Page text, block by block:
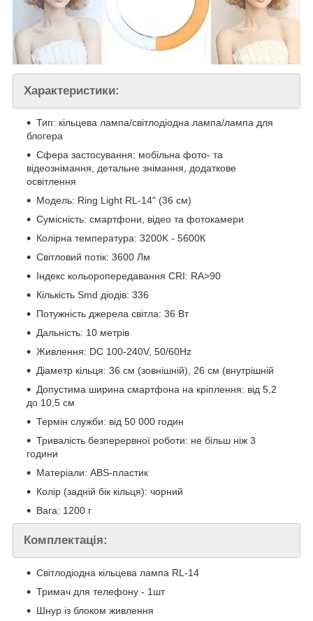
Характеристики:
Тип: кільцева лампа/світлодіодна лампа/лампа для
блогера
Сфера застосування: мобільна фото- та
відеознімання, детальне знімання, додаткове
освітлення
Модель: Ring Light RL-14" (36 см)
Сумісність: смартфони, відео та фотокамери
Колірна температура: 3200K - 5600К
Світловий потік: 3600 Лм
Індекс кольоропередавання CRI: RA>90
Кількість Smd діодів: 336
Потужність джерела світла: 36 Вт
Дальність: 10 метрів
Живлення: DC 100-240V, 50/60Hz
Діаметр кільця: 36 см (зовнішній), 26 см (внутрішній
Допустима ширина смартфона на кріплення: від 5,2
до 10,5 см
Термін служби: від 50 000 годин
Тривалість безперервної роботи: не більш ніж 3
години
Матеріали: ABS-пластик
Колір (задній бік кільця): чорний
Вага: 1200 г
Комплектація:
Світлодіодна кільцева лампа RL-14
Тримач для телефону - 1шт
Шнур із блоком живлення